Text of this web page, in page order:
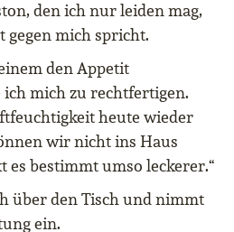
den ich nur leiden mag,
mich spricht.
den Appetit
ich mich zu rechtfertigen.
heute wieder
wir nicht ins Haus
es bestimmt umso leckerer.“
über den Tisch und nimmt
ein.